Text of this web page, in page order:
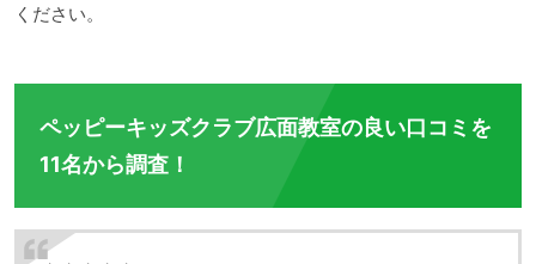
ください。
ペッピーキッズクラブ広面教室の良い口コミを
11名から調査！